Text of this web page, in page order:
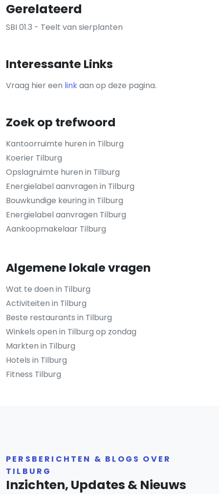
Gerelateerd
SBI 01.3 - Teelt van sierplanten
Interessante Links
Vraag hier een linkaan op deze pagina.
Zoek op trefwoord
Kantoorruimte huren in Tilburg
Koerier Tilburg
Opslagruimte huren in Tilburg
Energielabel aanvragen in Tilburg
Bouwkundige keuring in Tilburg
Energielabel aanvragen Tilburg
Aankoopmakelaar Tilburg
Algemene lokale vragen
Wat te doen in Tilburg
Activiteiten in Tilburg
Beste restaurants in Tilburg
Winkels open in Tilburg op zondag
Markten in Tilburg
Hotels in Tilburg
Fitness Tilburg
PERSBERICHTEN & BLOGS OVER
TILBURG
Inzichten, Updates & Nieuws